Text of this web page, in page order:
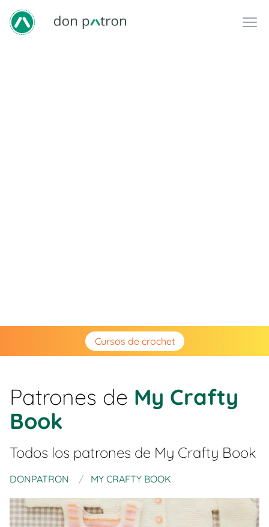
Cursos de crochet
Patrones de My Crafty
Book
Todos los patrones de My Crafty Book
DONPATRON MY CRAFTY BOOK